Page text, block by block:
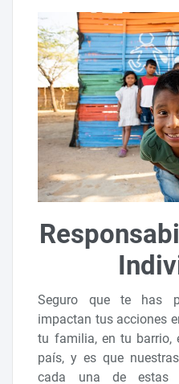
Seguro que te has
impactan tus acciones
tu familia, en tu barrio,
país, y es que
cada una de estas